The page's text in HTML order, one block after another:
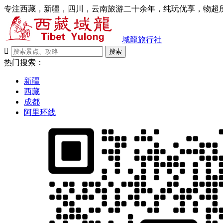
专注西藏，新疆，四川，云南旅游二十余年，纯玩优享，物超
域龍旅行社

搜索
热门搜索：
新疆
西藏
成都
阿里环线